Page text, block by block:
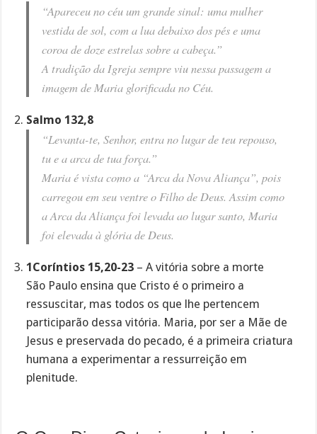
“Apareceu no céu um grande sinal: uma mulher
vestida de sol, com a lua debaixo dos pés e uma
coroa de doze estrelas sobre a cabeça.”
A tradição da Igreja sempre viu nessa passagem a
imagem de Maria glorificada no Céu.
Salmo 132,8
“Levanta-te, Senhor, entra no lugar de teu repouso,
tu e a arca de tua força.”
Maria é vista como a “Arca da Nova Aliança”, pois
carregou em seu ventre o Filho de Deus. Assim como
a Arca da Aliança foi levada ao lugar santo, Maria
foi elevada à glória de Deus.
1Coríntios 15,20-23 – A vitória sobre a morte
São Paulo ensina que Cristo é o primeiro a
ressuscitar, mas todos os que lhe pertencem
participarão dessa vitória. Maria, por ser a Mãe de
Jesus e preservada do pecado, é a primeira criatura
humana a experimentar a ressurreição em
plenitude.